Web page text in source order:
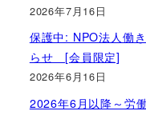
2026年7月16日
保護中: NPO法人働
らせ [会員限定]
2026年6月16日
2026年6月以降～労